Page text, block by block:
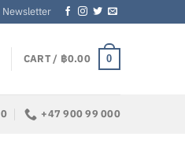
Newsletter
CART / ฿0.00 0
+47 900 99 000